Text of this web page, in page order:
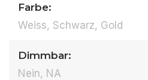
Farbe:
Weiss, Schwarz, Gold
Dimmbar:
Nein, NA